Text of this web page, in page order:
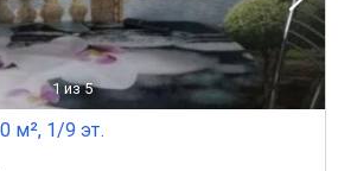
1 из 5
м², 1/9 эт.